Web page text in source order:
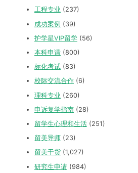
工程专业 (237)
成功案例 (39)
护学星VIP留学 (56)
本科申请 (800)
标化考试 (83)
校际交流合作 (6)
理科专业 (260)
申诉复学指南 (28)
留学生心理和生活 (251)
留美导师 (23)
留美干货 (1,027)
研究生申请 (984)